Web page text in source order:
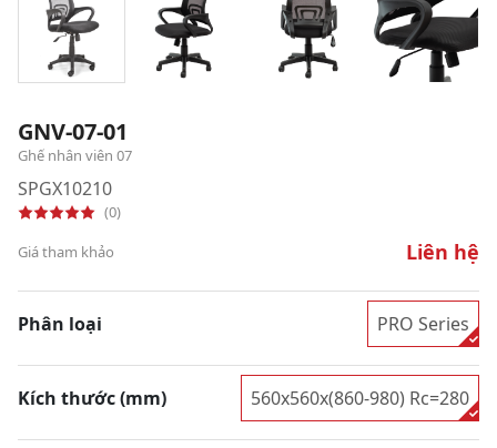
GNV-07-01
Ghế nhân viên 07
SPGX10210
(0)
Giá tham khảo
Liên hệ
Phân loại PRO Series
Kích thước (mm) 560x560x(860-980) Rc=280